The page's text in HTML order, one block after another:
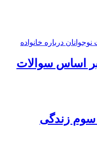
بر اساس سوالات
سوم زندگی